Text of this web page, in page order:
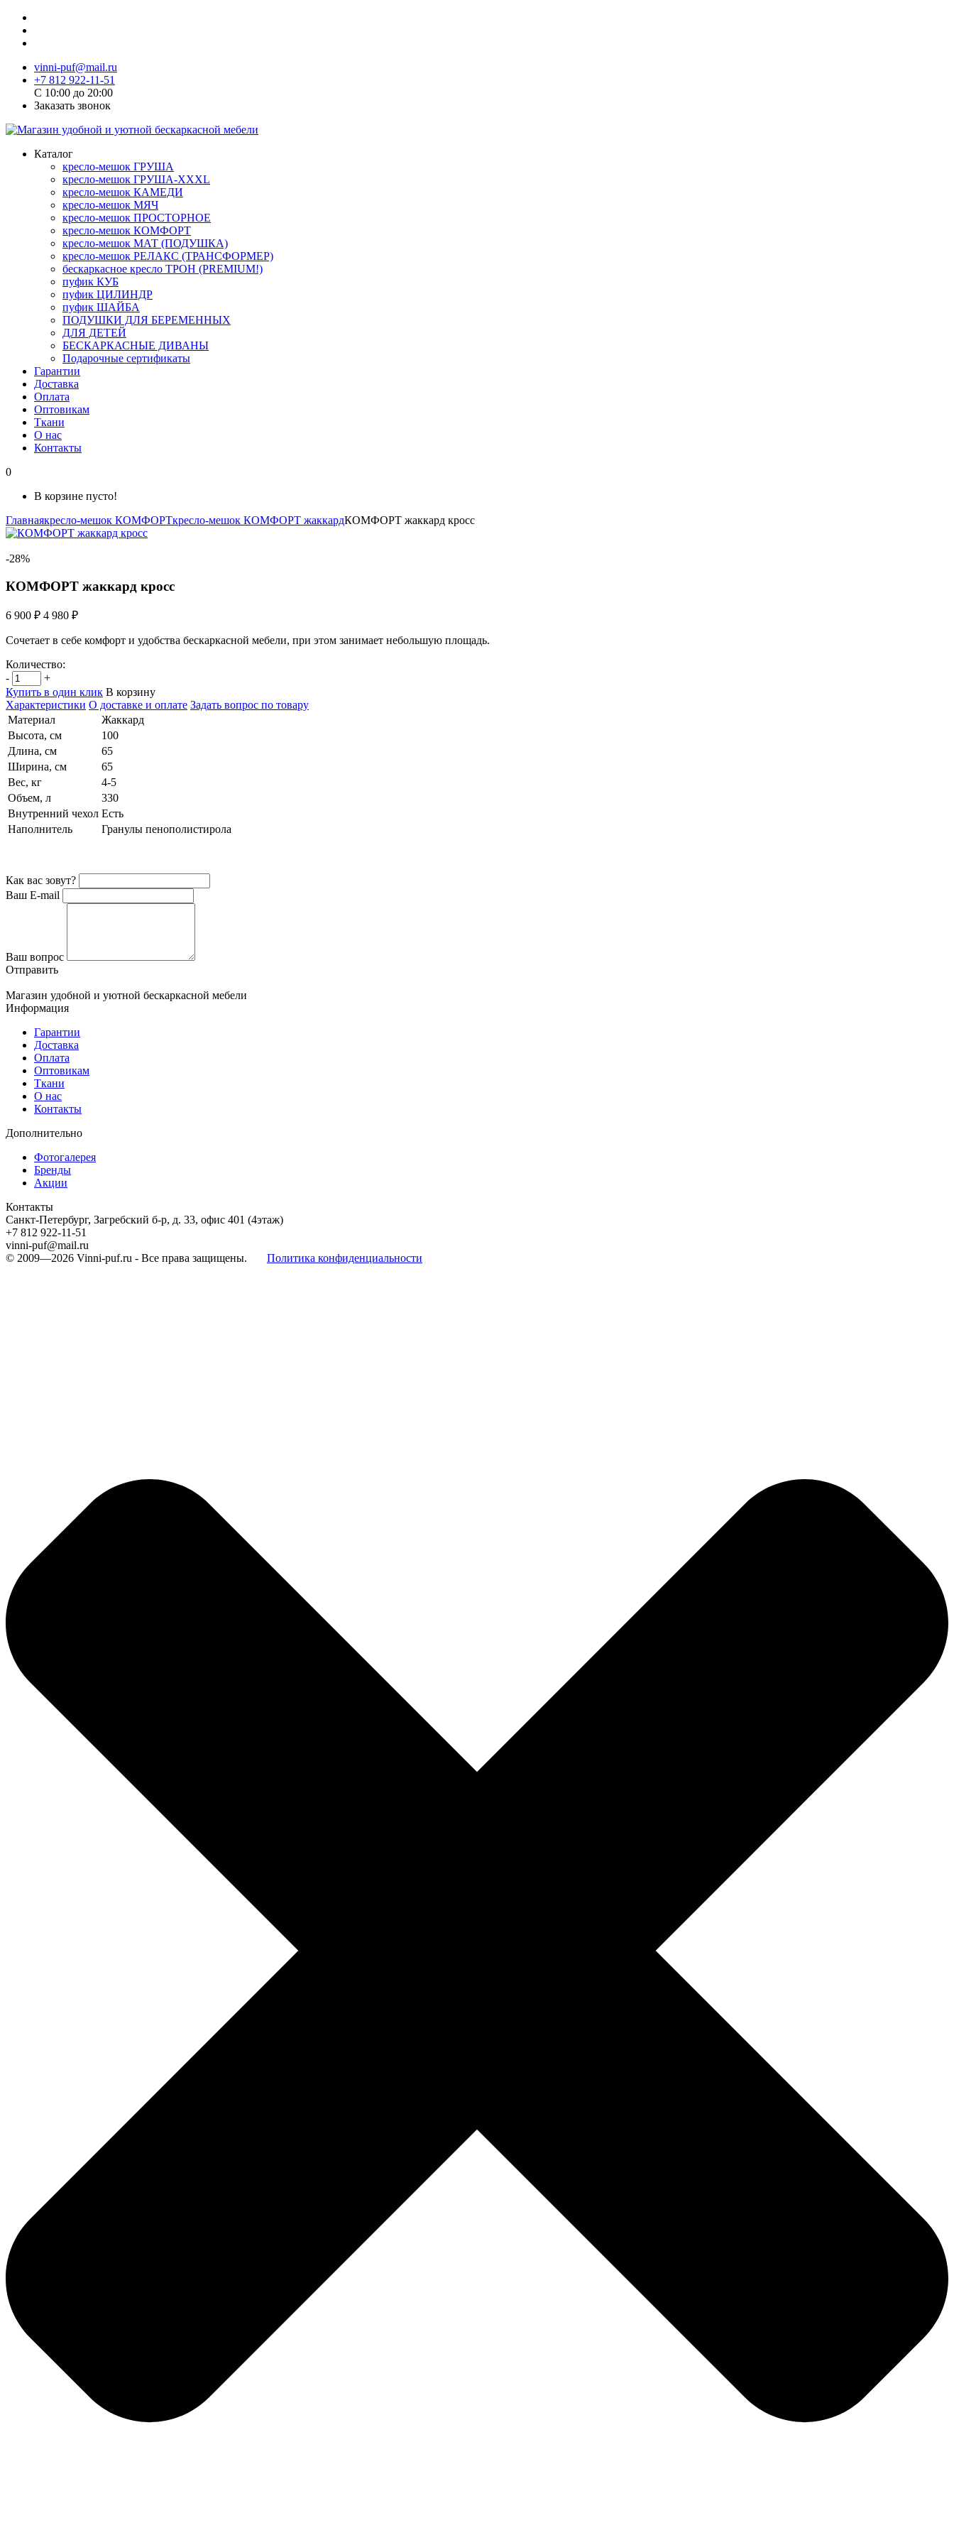
vinni-puf@mail.ru
+7 812 922-11-51
C 10:00 до 20:00
Заказать звонок
Каталог
кресло-мешок ГРУША
кресло-мешок ГРУША-XXXL
кресло-мешок КАМЕДИ
кресло-мешок МЯЧ
кресло-мешок ПРОСТОРНОЕ
кресло-мешок КОМФОРТ
кресло-мешок МАТ (ПОДУШКА)
кресло-мешок РЕЛАКС (ТРАНСФОРМЕР)
бескаркасное кресло ТРОН (PREMIUM!)
пуфик КУБ
пуфик ЦИЛИНДР
пуфик ШАЙБА
ПОДУШКИ ДЛЯ БЕРЕМЕННЫХ
ДЛЯ ДЕТЕЙ
БЕСКАРКАСНЫЕ ДИВАНЫ
Подарочные сертификаты
Гарантии
Доставка
Оплата
Оптовикам
Ткани
О нас
Контакты
0
В корзине пусто!
Главнаякресло-мешок КОМФОРТкресло-мешок КОМФОРТ жаккардКОМФОРТ жаккард кросс
-28%
КОМФОРТ жаккард кросс
6 900 ₽ 4 980 ₽
Сочетает в себе комфорт и удобства бескаркасной мебели, при этом занимает небольшую площадь.
Количество:
-
+
Купить в один клик В корзину
Характеристики О доставке и оплате Задать вопрос по товару
Материал
Жаккард
Высота, см
100
Длина, см
65
Ширина, см
65
Вес, кг
4-5
Объем, л
330
Внутренний чехол Есть
Наполнитель
Гранулы пенополистирола
Как вас зовут?
Ваш E-mail
Ваш вопрос
Отправить
Магазин удобной и уютной бескаркасной мебели
Информация
Гарантии
Доставка
Оплата
Оптовикам
Ткани
О нас
Контакты
Дополнительно
Фотогалерея
Бренды
Акции
Контакты
Санкт-Петербург, Загребский б-р, д. 33, офис 401 (4этаж)
+7 812 922-11-51
vinni-puf@mail.ru
© 2009—2026 Vinni-puf.ru - Все права защищены. Политика конфиденциальности